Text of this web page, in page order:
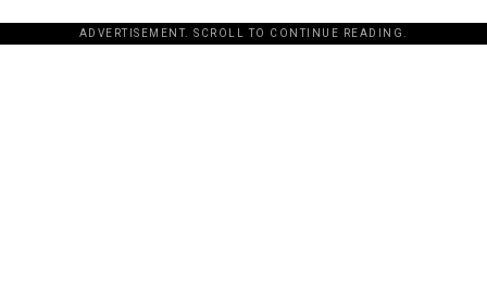
ADVERTISEMENT. SCROLL TO CONTINUE READING.